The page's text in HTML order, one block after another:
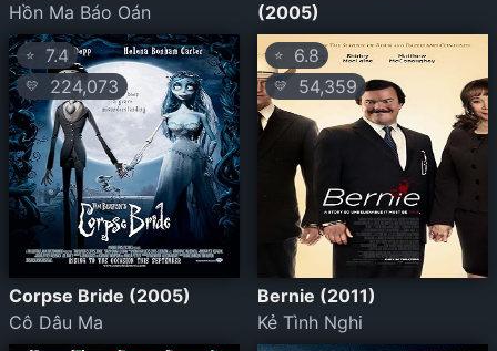
Hồn Ma Báo Oán
(2005)
⭐ 7.4
💛 224,073
Corpse Bride (2005)
Cô Dâu Ma
⭐ 6.8
💛 54,359
Bernie (2011)
Kẻ Tình Nghi